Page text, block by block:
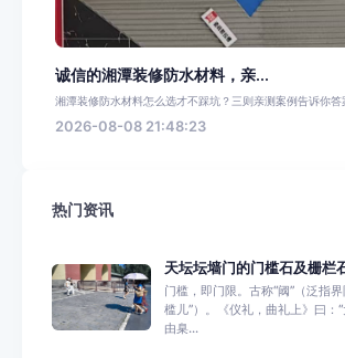
诚信的湘潭装修防水材料，亲...
湘潭装修防水材料怎么选才不踩坑？三则亲测案例告诉你
2026-08-08 21:48:23
热门资讯
天坛坛墙门的门槛石及栅栏
门槛，即门限。古称“阈”（泛指
槛儿”）。《仪礼，曲礼上》曰：
由臬...